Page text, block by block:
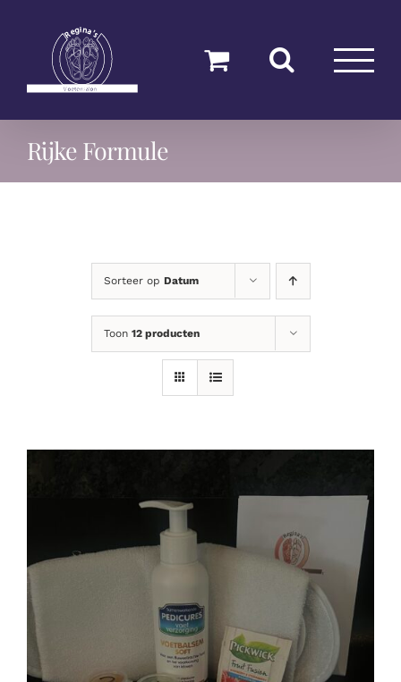
Rijke Formule
Sorteer op Datum
Toon 12 producten